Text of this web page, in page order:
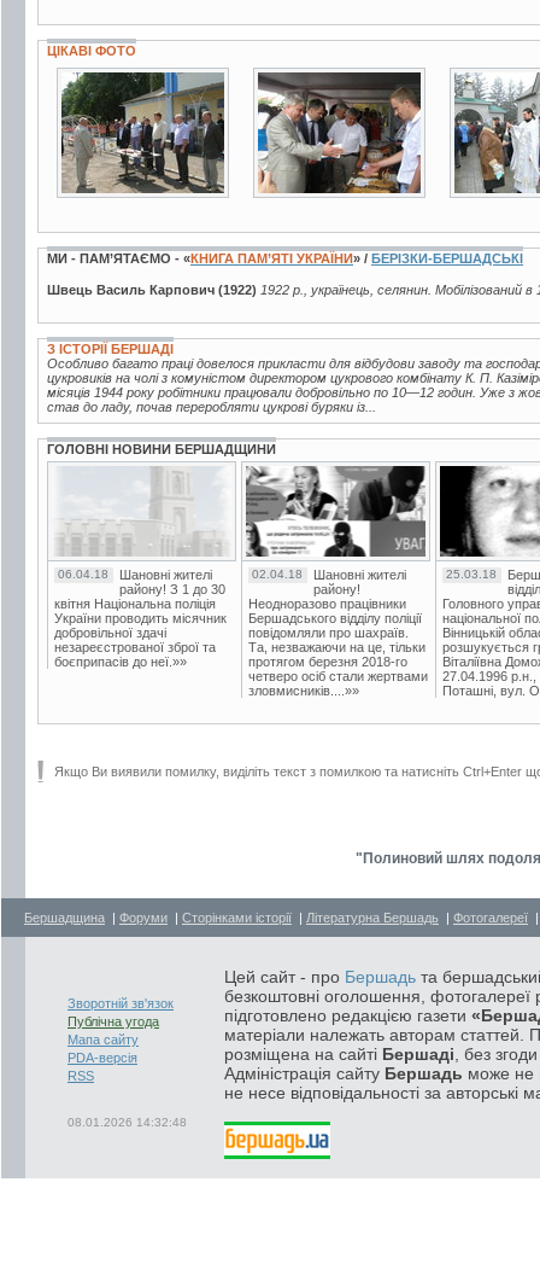
ЦІКАВІ ФОТО
3 фото 6 фото 3 фото
МИ - ПАМ’ЯТАЄМО - «КНИГА ПАМ’ЯТІ УКРАЇНИ» / БЕРІЗКИ-БЕРШАДСЬКІ
Швець Василь Карпович (1922) 1922 р., українець, селянин. Мобілізований
З ІСТОРІЇ БЕРШАДІ
Особливо багато праці довелося прикласти для відбудови заводу та
цукровиків на чолі з комуністом директором цукрового комбінату К. П.
місяців 1944 року робітники працювали добровільно по 10—12 годин. Уже з
став до ладу, почав переробляти цукрові буряки із...
ГОЛОВНІ НОВИНИ БЕРШАДЩИНИ
06.04.18
Шановні жителі
району! З 1 до 30
квітня Національна поліція
України проводить місячник
добровільної здачі
незареєстрованої зброї та
боєприпасів до неї.»»
02.04.18
Шановні жителі
району!
Неодноразово працівники
Бершадського відділу поліції
повідомляли про шахраїв.
Та, незважаючи на це, тільки
протягом березня 2018-го
четверо осіб стали жертвами
зловмисників....»»
25.03.18
Головного
національної
Вінницькій
розшукується
Віталіївна
27.04.1996 р.н.,
Поташні, вул.
Якщо Ви виявили помилку, виділіть текст з помилкою та натисніть Ctrl+Enter
"Полиновий шлях
Бершадщина | Форуми | Сторінками історії | Літературна Бершадь | Фотогалереї
Зворотній зв'язок
Публічна угода
Мапа сайту
PDA-версія
RSS
08.01.2026 14:32:48
Цей сайт - про Бершадь та
безкоштовні оголошення, фотогалереї
підготовлено редакцією газети
матеріали належать авторам статтей.
розміщена на сайті Бершаді , без
Адміністрація сайту Бершадь може не
не несе відповідальності за авторські